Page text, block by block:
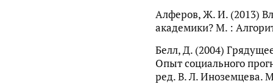
Алферов, Ж. И. (2013)
академики? М. :
Белл, Д. (2004)
Опыт социального
ред. В. Л. Иноземцева.